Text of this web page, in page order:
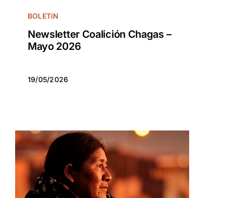
BOLETíN
Newsletter Coalición Chagas –
Mayo 2026
19/05/2026
19/05/2026